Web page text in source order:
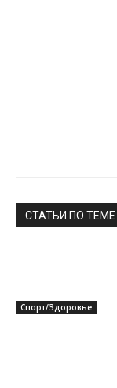
СТАТЬИ ПО ТЕМЕ
Спорт/Здоровье